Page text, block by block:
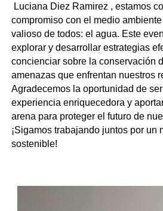
Luciana Diez Ramirez , estamos
compromiso con el medio
valioso de todos: el agua. Este
explorar y desarrollar estrategias
concienciar sobre la conservación
amenazas que enfrentan nuestros
Agradecemos la oportunidad de
experiencia enriquecedora y
arena para proteger el futuro de
¡Sigamos trabajando juntos por un
sostenible!